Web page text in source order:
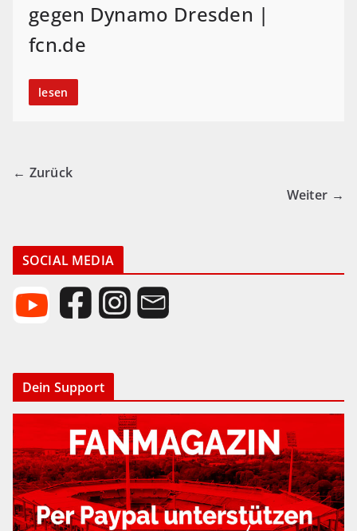
gegen Dynamo Dresden |
fcn.de
lesen
← Zurück
Weiter →
SOCIAL MEDIA
Dein Support